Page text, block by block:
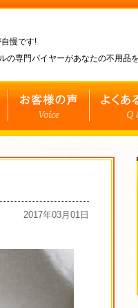
慢です!
専門バイヤーがあなたの不用品
2017年03月01日